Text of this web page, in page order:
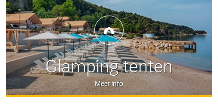
Glamping tenten
Meer info